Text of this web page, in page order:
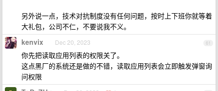
另外说一点，技术对抗制度没有任何问题，按时上下班你就等着
大礼包，公司不仁，不要说我不义。
61
kenvix Dec 20, 2023
你先把读取应用列表的权限关了。
这点黑厂的系统还是做的不错，读取应用列表会立即触发弹窗询
问权限